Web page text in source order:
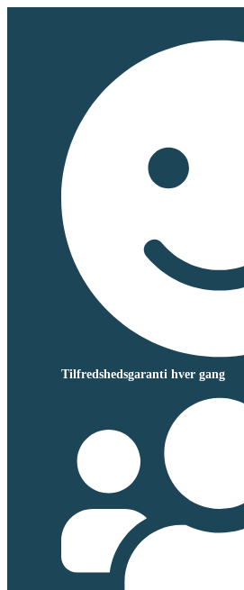
Tilfredshedsgaranti hver gang